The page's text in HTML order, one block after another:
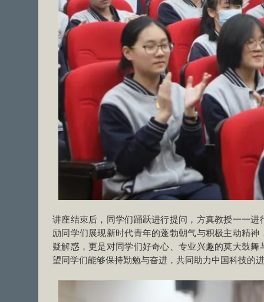
讲座结束后，同学们踊跃进行提问，方真教授一一进
励同学们展现新时代青年的蓬勃朝气与积极主动精神
疑解惑，更是对同学们好奇心、专业兴趣的莫大鼓舞
望同学们能够保持勤勉与奋进，共同助力中国科技的